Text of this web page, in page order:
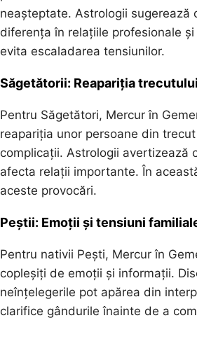
neașteptate. Astrologii sugerează
diferența în relațiile profesionale
evita escaladarea tensiunilor.
Săgetătorii: Reapariția trecutului
Pentru Săgetători, Mercur în
reapariția unor persoane din
complicații. Astrologii avertizează
afecta relații importante. În
aceste provocări.
Peștii: Emoții și tensiuni
Pentru nativii Pești, Mercur în
copleșiți de emoții și informații.
neînțelegerile pot apărea din
clarifice gândurile înainte de a